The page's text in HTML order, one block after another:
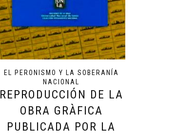
EL PERONISMO Y LA SOBERANÍA
NACIONAL
REPRODUCCIÓN DE LA
OBRA GRÀFICA
PUBLICADA POR LA